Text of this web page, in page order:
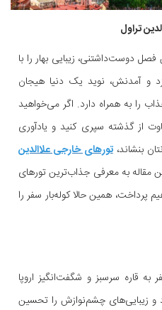
تراول
دوست‌داشتنی، زیبایی بهار را با
آمدنش، نوید یک دنیا هیجان
را به همراه دارد. اگر می‌خواهید
از گذشته سپری کنید و یادآوری
بنشاند،تورهای خارجی علاالدین
مقاله به معرفی جذاب‌ترین تورهای
پرداخت، همین حالا کوله‌بار سفر را
به قاره سرسبز و شگفت‌انگیز اروپا
و زیبایی‌های چشم‌نوازش را تحسین